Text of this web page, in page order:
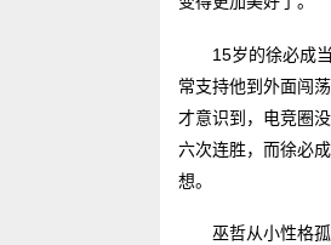
15岁的徐必成
常支持他到外面闯
才意识到，电竞圈
六次连胜，而徐必
想。
巫哲从小性格